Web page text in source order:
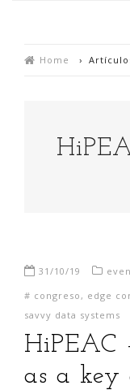
Home ›
31/10/19
# congreso , edge
savvy data systems
HiPEAC
as a key